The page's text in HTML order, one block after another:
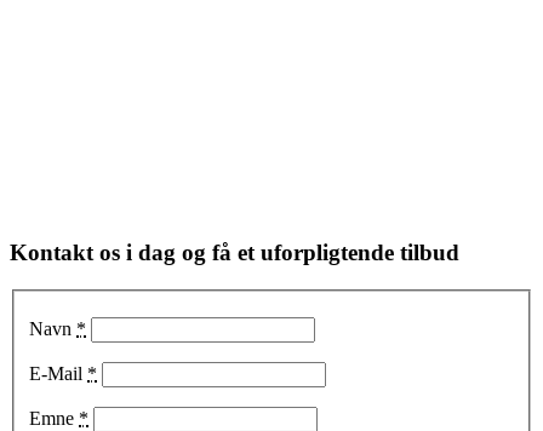
Kontakt os i dag og få et uforpligtende tilbud
Navn *
E-Mail *
Emne *